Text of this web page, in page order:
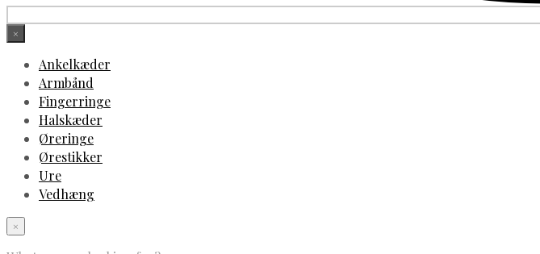
×
Ankelkæder
Armbånd
Fingerringe
Halskæder
Øreringe
Ørestikker
Ure
Vedhæng
×